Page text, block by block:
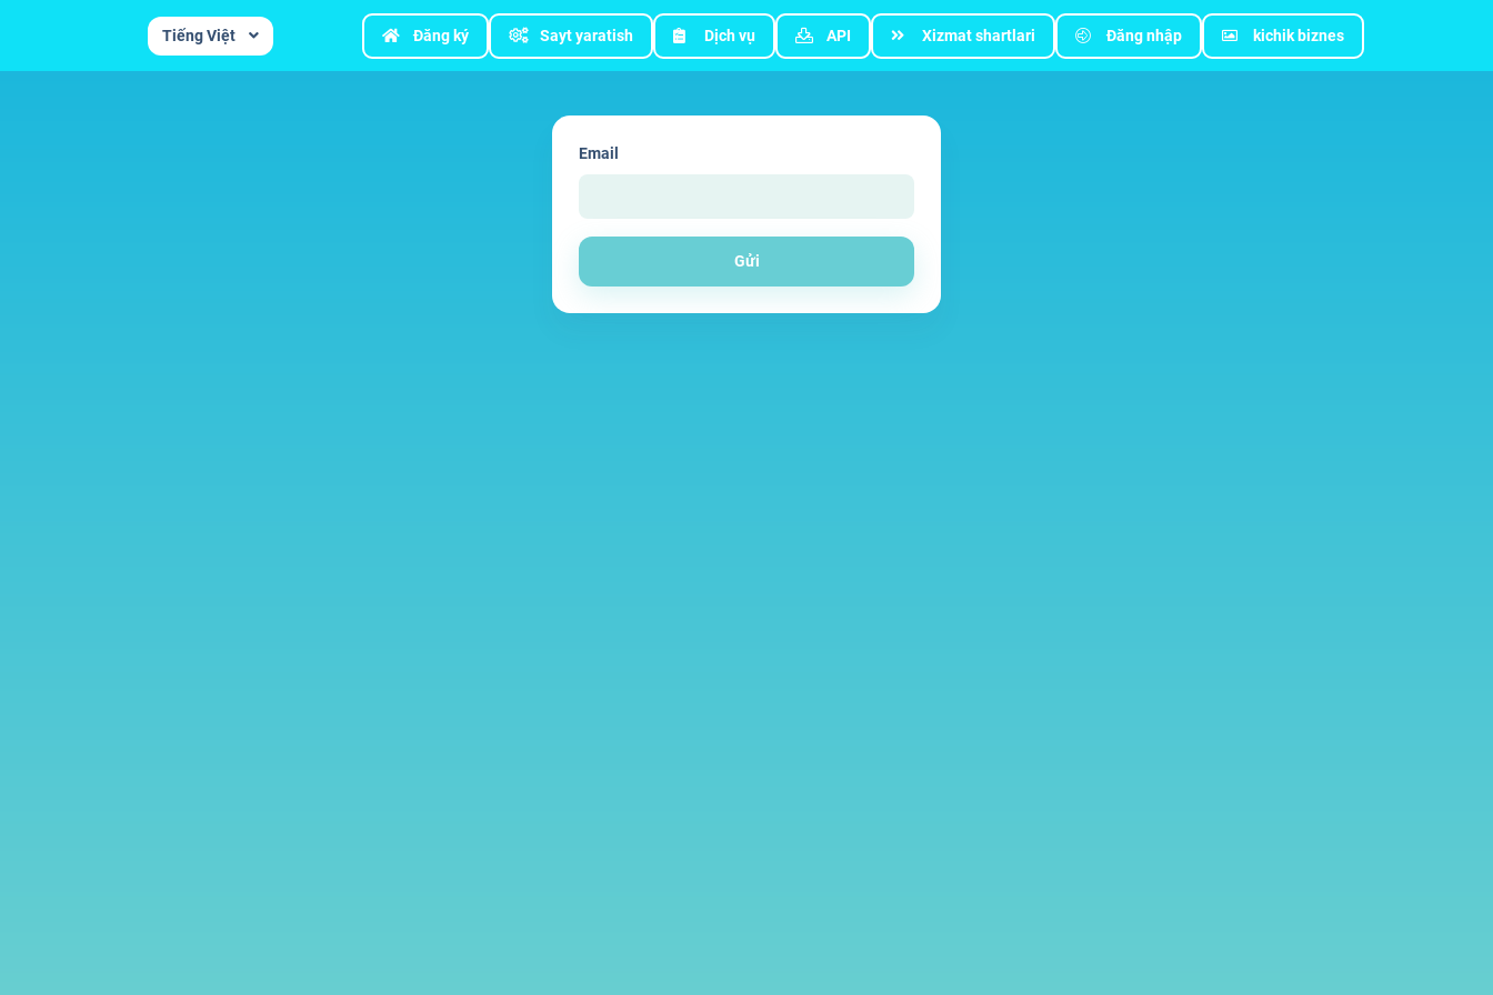
Tiếng Việt Đăng ký Sayt yaratish Dịch vụ API Xizmat shartlari Đăng nhập kichik biznes
Email
Gửi